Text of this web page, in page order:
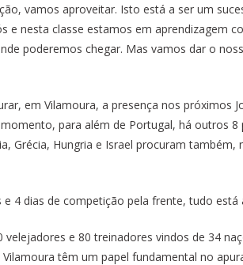
vamos aproveitar. Isto está a ser um
e nesta classe estamos em aprendizagem
poderemos chegar. Mas vamos dar o
em Vilamoura, a presença nos próximos
para além de Portugal, há outros 8
Grécia, Hungria e Israel procuram
4 dias de competição pela frente, tudo
velejadores e 80 treinadores vindos de 34
têm um papel fundamental no